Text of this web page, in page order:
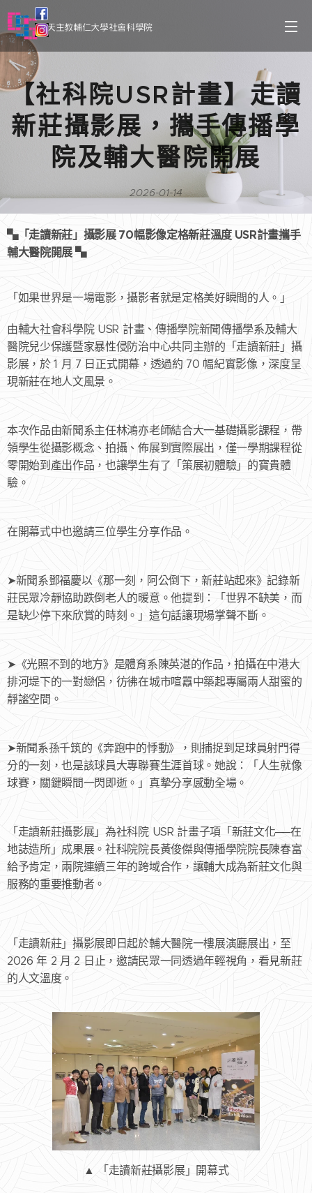
天主教輔仁大學社會科學院
【社科院USR計畫】走讀
新莊攝影展，攜手傳播學
院及輔大醫院開展
2026-01-14
▚「走讀新莊」攝影展 70幅影像定格新莊溫度 USR計畫攜手
輔大醫院開展 ▚
「如果世界是一場電影，攝影者就是定格美好瞬間的人。」
由輔大社會科學院 USR 計畫、傳播學院新聞傳播學系及輔大
醫院兒少保護暨家暴性侵防治中心共同主辦的「走讀新莊」攝
影展，於 1 月 7 日正式開幕，透過約 70 幅紀實影像，深度呈
現新莊在地人文風景。
本次作品由新聞系主任林鴻亦老師結合大一基礎攝影課程，帶
領學生從攝影概念、拍攝、佈展到實際展出，僅一學期課程從
零開始到產出作品，也讓學生有了「策展初體驗」的寶貴體
驗。
在開幕式中也邀請三位學生分享作品。
➤新聞系鄧福慶以《那一刻，阿公倒下，新莊站起來》記錄新
莊民眾冷靜協助跌倒老人的暖意。他提到：「世界不缺美，而
是缺少停下來欣賞的時刻。」這句話讓現場掌聲不斷。
➤《光照不到的地方》是體育系陳英湛的作品，拍攝在中港大
排河堤下的一對戀侶，彷彿在城市喧囂中築起專屬兩人甜蜜的
靜謐空間。
➤新聞系孫千筑的《奔跑中的悸動》，則捕捉到足球員射門得
分的一刻，也是該球員大專聯賽生涯首球。她說：「人生就像
球賽，關鍵瞬間一閃即逝。」真摯分享感動全場。
「走讀新莊攝影展」為社科院 USR 計畫子項「新莊文化──在
地誌造所」成果展。社科院院長黃俊傑與傳播學院院長陳春富
給予肯定，兩院連續三年的跨域合作，讓輔大成為新莊文化與
服務的重要推動者。
「走讀新莊」攝影展即日起於輔大醫院一樓展演廳展出，至
2026 年 2 月 2 日止，邀請民眾一同透過年輕視角，看見新莊
的人文溫度。
▲ 「走讀新莊攝影展」開幕式